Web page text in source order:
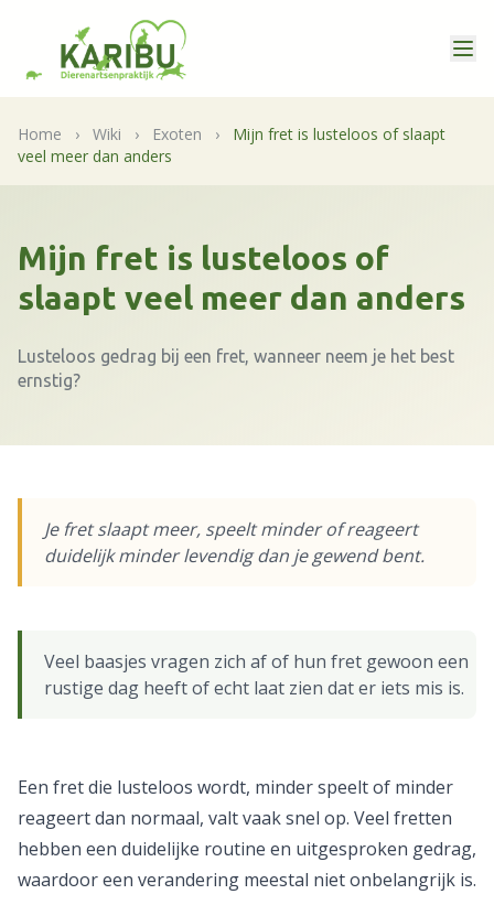
Home › Wiki › Exoten ›
Mijn fret is lusteloos of slaapt
veel meer dan anders
Mijn fret is lusteloos of
slaapt veel meer dan anders
Lusteloos gedrag bij een fret, wanneer neem je het best
ernstig?
Je fret slaapt meer, speelt minder of reageert
duidelijk minder levendig dan je gewend bent.
Veel baasjes vragen zich af of hun fret gewoon een
rustige dag heeft of echt laat zien dat er iets mis is.
Een fret die lusteloos wordt, minder speelt of minder
reageert dan normaal, valt vaak snel op. Veel fretten
hebben een duidelijke routine en uitgesproken gedrag,
waardoor een verandering meestal niet onbelangrijk is.